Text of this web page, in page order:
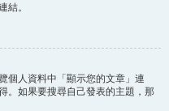
結。
個人資料中「顯示您的文章」連
。如果要搜尋自己發表的主題，那